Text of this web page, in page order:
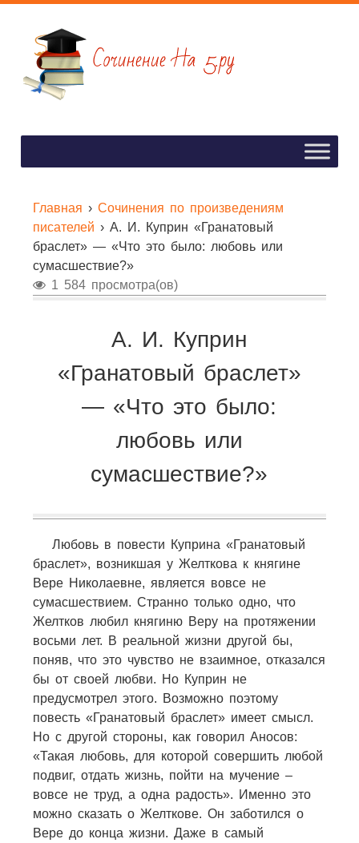
Главная › Сочинения по произведениям
писателей › А. И. Куприн «Гранатовый
браслет» — «Что это было: любовь или
сумасшествие?»
1 584 просмотра(ов)
А. И. Куприн
«Гранатовый браслет»
— «Что это было:
любовь или
сумасшествие?»
Любовь в повести Куприна «Гранатовый
браслет», возникшая у Желткова к княгине
Вере Николаевне, является вовсе не
сумасшествием. Странно только одно, что
Желтков любил княгиню Веру на протяжении
восьми лет. В реальной жизни другой бы,
поняв, что это чувство не взаимное, отказался
бы от своей любви. Но Куприн не
предусмотрел этого. Возможно поэтому
повесть «Гранатовый браслет» имеет смысл.
Но с другой стороны, как говорил Аносов:
«Такая любовь, для которой совершить любой
подвиг, отдать жизнь, пойти на мучение –
вовсе не труд, а одна радость». Именно это
можно сказать о Желткове. Он заботился о
Вере до конца жизни. Даже в самый